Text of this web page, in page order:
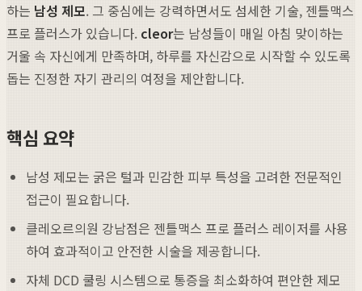
하는 남성 제모. 그 중심에는 강력하면서도 섬세한 기술, 젠틀맥스
프로 플러스가 있습니다. cleor는 남성들이 매일 아침 맞이하는
거울 속 자신에게 만족하며, 하루를 자신감으로 시작할 수 있도록
돕는 진정한 자기 관리의 여정을 제안합니다.
핵심 요약
남성 제모는 굵은 털과 민감한 피부 특성을 고려한 전문적인
접근이 필요합니다.
클레오르의원 강남점은 젠틀맥스 프로 플러스 레이저를 사용
하여 효과적이고 안전한 시술을 제공합니다.
자체 DCD 쿨링 시스템으로 통증을 최소화하여 편안한 제모